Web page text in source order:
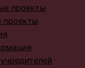
проекты
проекты